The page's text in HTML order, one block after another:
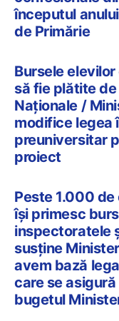
începutul
de Primărie
Bursele
să fie plătite
Naționale /
modifice legea
preuniversitar
proiect
Peste 1.000
își primesc
inspectoratele
susține
avem bază
care se
bugetul